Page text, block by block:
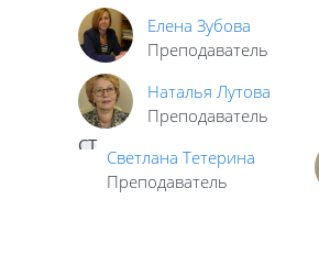
Елена Зубова
Преподаватель
Наталья Лутова
Преподаватель
СТ
Светлана Тетерина
Преподаватель